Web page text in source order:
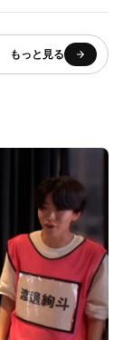
もっと見る